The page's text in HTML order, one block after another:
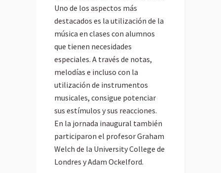
Uno de los aspectos más
destacados es la utilización de la
música en clases con alumnos
que tienen necesidades
especiales. A través de notas,
melodías e incluso con la
utilización de instrumentos
musicales, consigue potenciar
sus estímulos y sus reacciones.
En la jornada inaugural también
participaron el profesor Graham
Welch de la University College de
Londres y Adam Ockelford.